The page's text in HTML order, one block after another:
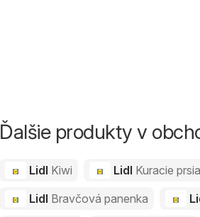
Ďalšie produkty v
Lidl Kiwi Lidl Kuracie prsia
Lidl Bravčová panenka